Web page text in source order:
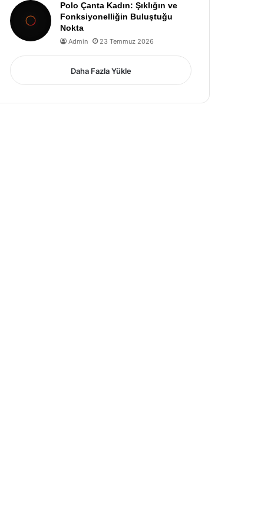
Polo Çanta Kadın: Şıklığın ve
Fonksiyonelliğin Buluştuğu
Nokta
Admin 23 Temmuz 2026
Daha Fazla Yükle